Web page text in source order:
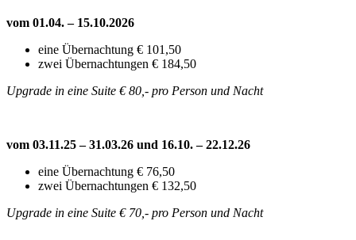
vom 01.04. – 15.10.2026
eine Übernachtung € 101,50
zwei Übernachtungen € 184,50
Upgrade in eine Suite € 80,- pro Person und Nacht
vom 03.11.25 – 31.03.26 und 16.10. – 22.12.26
eine Übernachtung € 76,50
zwei Übernachtungen € 132,50
Upgrade in eine Suite € 70,- pro Person und Nacht